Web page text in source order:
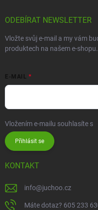
ODEBÍRAT NEWSLETTER
Vložte svůj e-mail a my vám
produktech na našem e-shopu.
E-MAIL
Vložením e-mailu souhlasíte s
Přihlásit se
KONTAKT
info@juchoo.cz
Máte dotaz? 605 233